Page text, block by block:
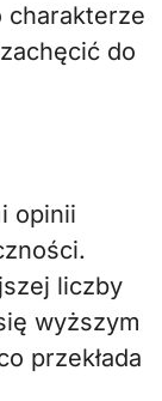
charakterze
do
opinii
liczby
wyższym
przekłada